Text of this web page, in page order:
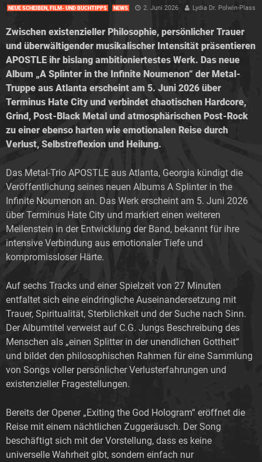
NEUE SCHEIBEN, FILM- UND BUCHTIPPS NEWS 2. Juni 2026 Lydia Dr. Polwin-Plass
Zwischen existenzieller Philosophie, persönlicher Trauer
und überwältigender musikalischer Intensität präsentieren
APOSTLE ihr bislang ambitioniertestes Werk. Das neue
Album „A Splinter in the Infinite Noumenon“ der Metal-
Truppe aus Atlanta erscheint am 5. Juni 2026 über
Terminus Hate City und verbindet chaotischen Hardcore,
Grind, Post-Black Metal und atmosphärischen Post-Rock
zu einer ebenso harten wie emotionalen Reise durch
Verlust, Selbstreflexion und Heilung.
Das Metal-Trio APOSTLE aus Atlanta, Georgia kündigt die
Veröffentlichung seines neuen Albums A Splinter in the
Infinite Noumenon an. Das Werk erscheint am 5. Juni 2026
über Terminus Hate City und markiert einen weiteren
Meilenstein in der Entwicklung der Band, bekannt für ihre
intensive Verbindung aus emotionaler Tiefe und
kompromissloser Härte.
Auf sechs Tracks und einer Spielzeit von 27 Minuten
entfaltet sich eine eindringliche Auseinandersetzung mit
Trauer, Spiritualität, Sterblichkeit und der Suche nach Sinn.
Der Albumtitel verweist auf C.G. Jungs Beschreibung des
Menschen als „einen Splitter in der unendlichen Gottheit“
und bildet den philosophischen Rahmen für eine Sammlung
von Songs voller persönlicher Verlusterfahrungen und
existenzieller Fragestellungen.
Bereits der Opener „Exiting the God Hologram“ eröffnet die
Reise mit einem nächtlichen Zuggeräusch. Der Song
beschäftigt sich mit der Vorstellung, dass es keine
universelle Wahrheit gibt, sondern einfach nur